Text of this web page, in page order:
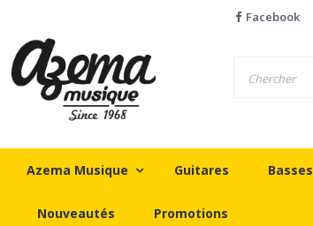
Facebook
Azema Musique Guitares Basses
Nouveautés Promotions